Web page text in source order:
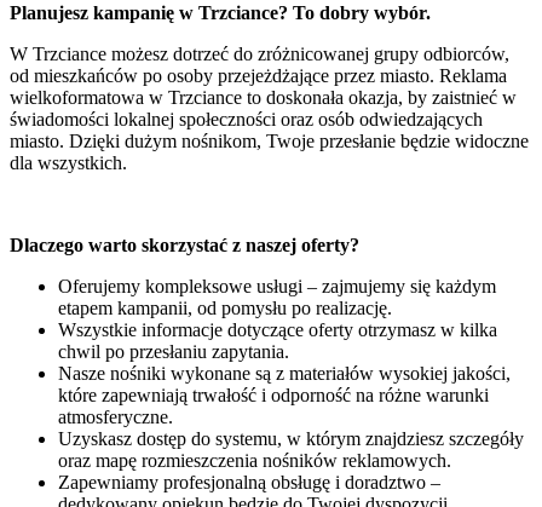
Planujesz kampanię w Trzciance? To dobry wybór.
W Trzciance możesz dotrzeć do zróżnicowanej grupy odbiorców,
od mieszkańców po osoby przejeżdżające przez miasto. Reklama
wielkoformatowa w Trzciance to doskonała okazja, by zaistnieć w
świadomości lokalnej społeczności oraz osób odwiedzających
miasto. Dzięki dużym nośnikom, Twoje przesłanie będzie widoczne
dla wszystkich.
Dlaczego warto skorzystać z naszej oferty?
Oferujemy kompleksowe usługi – zajmujemy się każdym
etapem kampanii, od pomysłu po realizację.
Wszystkie informacje dotyczące oferty otrzymasz w kilka
chwil po przesłaniu zapytania.
Nasze nośniki wykonane są z materiałów wysokiej jakości,
które zapewniają trwałość i odporność na różne warunki
atmosferyczne.
Uzyskasz dostęp do systemu, w którym znajdziesz szczegóły
oraz mapę rozmieszczenia nośników reklamowych.
Zapewniamy profesjonalną obsługę i doradztwo –